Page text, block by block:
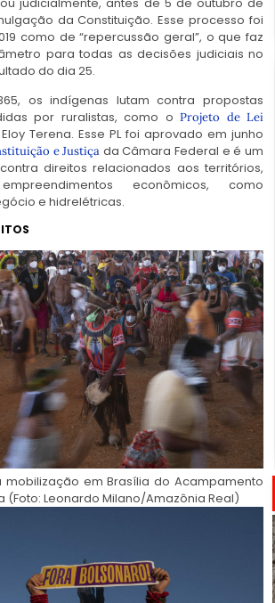
da Constituição. Esse processo foi
como de “repercussão geral”, o que faz
para todas as decisões judiciais no
do dia 25.
os indígenas lutam contra propostas
por ruralistas, como o Projeto de Lei
Terena. Esse PL foi aprovado em junho
e Justiça da Câmara Federal e é um
direitos relacionados aos territórios,
econômicos, como
e hidrelétricas.
mobilização em Brasília do Acampamento
(Foto: Leonardo Milano/Amazônia Real)